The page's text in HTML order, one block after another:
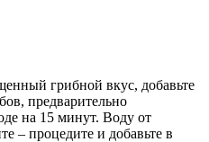
грибной вкус, добавьте
предварительно
на 15 минут. Воду от
– процедите и добавьте в